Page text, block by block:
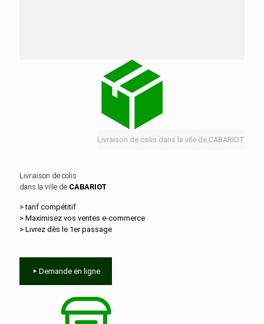
Livraison de colis dans la vile de CABARIOT
Livraison de colis
dans la ville de CABARIOT
> tarif compétitif
> Maximisez vos ventes e‑commerce
> Livrez dès le 1er passage
Demande en ligne